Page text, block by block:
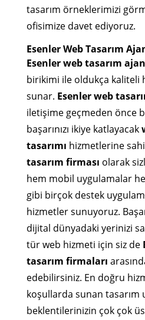
tasarım örneklerimizi
ofisimize davet ediyoruz.
Esenler Web Tasarım
Esenler web tasarım
birikimi ile oldukça kaliteli
sunar. Esenler web
iletişime geçmeden önce
başarınızı ikiye katlayacak
tasarımı hizmetlerine
tasarım firması olarak
hem mobil uygulamalar
gibi birçok destek
hizmetler sunuyoruz.
dijital dünyadaki yerinizi
tür web hizmeti için siz de
tasarım firmaları
edebilirsiniz. En doğru
koşullarda sunan tasarım
beklentilerinizin çok çok